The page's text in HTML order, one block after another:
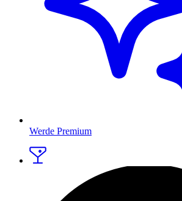
Werde Premium